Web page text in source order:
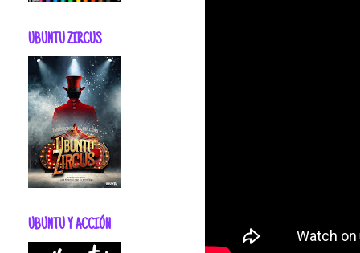
UBUNTU ZIRCUS
UBUNTU Y ACCIÓN